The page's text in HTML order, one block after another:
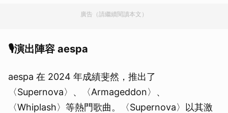
廣告（請繼續閱讀本文）
🎙演出陣容 aespa
aespa 在 2024 年成績斐然，推出了
〈Supernova〉、〈Armageddon〉、
〈Whiplash〉等熱門歌曲。〈Supernova〉以其激